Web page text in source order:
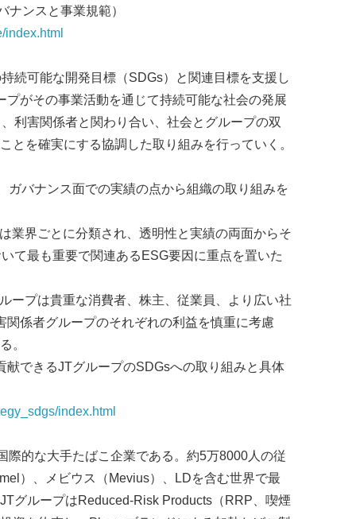
ナンスと事業規範）
続可能な開発目標（SDGs）と関連目標を支援し
がその事業活動を通じて持続可能な社会の発展
利害関係者と関わり合い、社会とグループの双
とを確実にする協調した取り組みを行っていく。
ガバナンス面での実績の点から組織の取り組みを
業界ごとに分類され、透明性と実績の両面からそ
て最も重要で関連あるESG要因に重点を置いた
ープは貴重な消費者、株主、従業員、より広い社
係者グループのそれぞれの利益を慎重に考慮
。
献できるJTグループのSDGsへの取り組みと具体
index.html
際的な大手たばこ企業である。約5万8000人の従
）、メビウス（Mevius）、LDを含む世界で最
グループはReduced-Risk Products（RRP、喫煙